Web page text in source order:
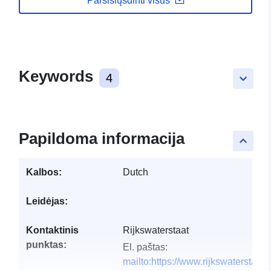
keyboard_arrow_down
Keywords 4
keyboard_arrow_up
Papildoma informacija
Kalbos: Dutch
Leidėjas:
Kontaktinis
punktas:
Rijkswaterstaat
El. paštas:
mailto:https://